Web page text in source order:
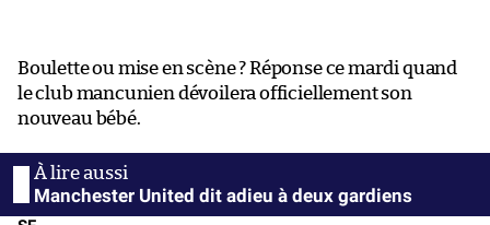
Boulette ou mise en scène ? Réponse ce mardi quand
le club mancunien dévoilera officiellement son
nouveau bébé.
Manchester United dit adieu à deux gardiens